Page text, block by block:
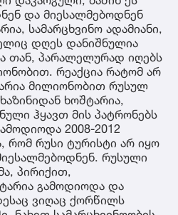
და მიესალმებოდნენ
სამარცხვინო ადამიანი,
დღეს დანიშნულია
თან, პარალელურად იღებს
რეაქცია რატომ არ
მილიონობით რუსულ
ხოშტარია,
ჰყავთ მის პატრონებს
2008-2012
რომ რუსი ტურისტი არ იყო
რუსული
პირიქით,
გამოდიოდა და
ვიღაც ქორწილს